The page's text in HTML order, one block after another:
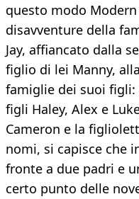
questo modo
disavventure della
Jay, affiancato dalla
figlio di lei Manny,
famiglie dei suoi figli:
figli Haley, Alex e
Cameron e la
nomi, si capisce che
fronte a due padri e
certo punto delle